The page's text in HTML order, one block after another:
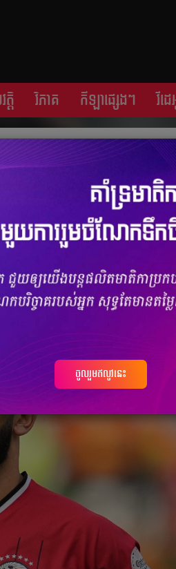
ត្តិ​​ វិភាគ កីឡា​ផ្សេង​ៗ វីដេ
េហ្ស៊ីប វិញ ប្រសិនបើរឿ
ែលរូបគេបានរងរបួសនៅ Africa Cup of
រាប់វគ្គពាក់កណ្តាលផ្តាច់ព្រ័ត្រ។
ចូលរួមឥលូវនេះ